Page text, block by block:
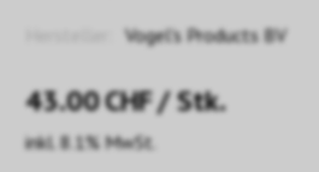
Vogel's Products BV
43.00CHF/ Stk.
inkl. 8.1% MwSt.